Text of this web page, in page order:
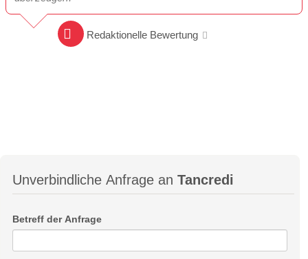
Redaktionelle Bewertung
Unverbindliche Anfrage an Tancredi
Betreff der Anfrage